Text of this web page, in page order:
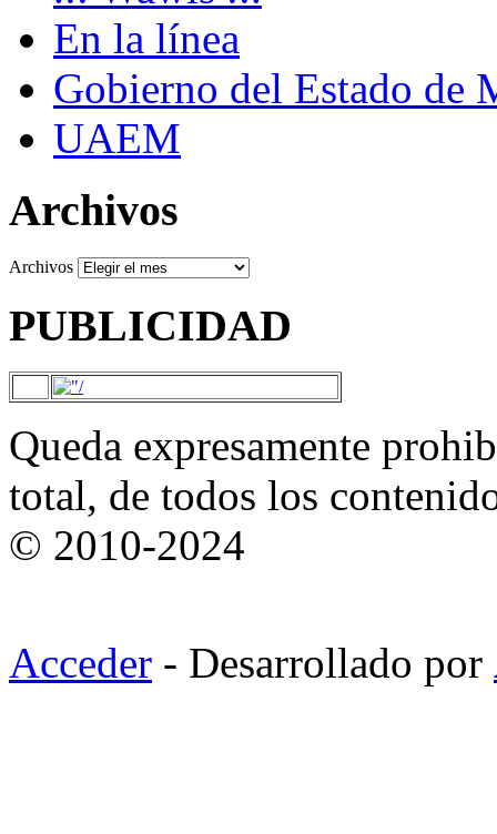
En la línea
Gobierno del Estado de
UAEM
Archivos
Archivos
PUBLICIDAD
Queda expresamente
total, de todos los
© 2010-2024
Acceder - Desarrollado por